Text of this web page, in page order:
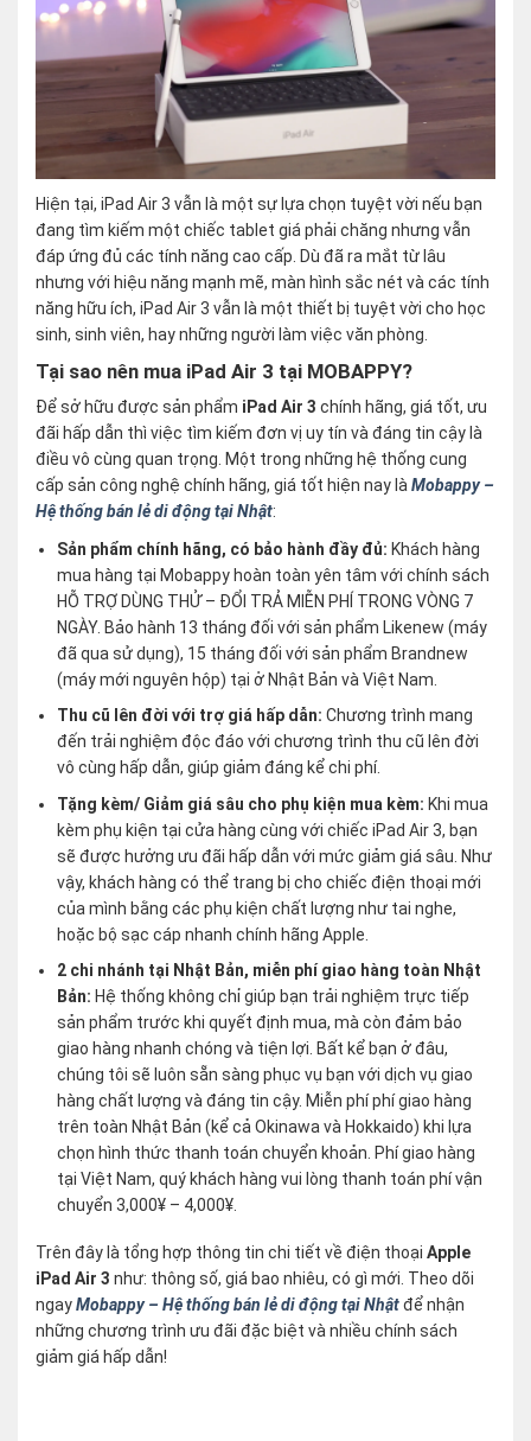
Hiện tại, iPad Air 3 vẫn là một sự lựa chọn tuyệt vời nếu bạn
đang tìm kiếm một chiếc tablet giá phải chăng nhưng vẫn
đáp ứng đủ các tính năng cao cấp. Dù đã ra mắt từ lâu
nhưng với hiệu năng mạnh mẽ, màn hình sắc nét và các tính
năng hữu ích, iPad Air 3 vẫn là một thiết bị tuyệt vời cho học
sinh, sinh viên, hay những người làm việc văn phòng.
Tại sao nên mua iPad Air 3 tại MOBAPPY?
Để sở hữu được sản phẩm iPad Air 3 chính hãng, giá tốt, ưu
đãi hấp dẫn thì việc tìm kiếm đơn vị uy tín và đáng tin cậy là
điều vô cùng quan trọng. Một trong những hệ thống cung
cấp sản công nghệ chính hãng, giá tốt hiện nay là Mobappy –
Hệ thống bán lẻ di động tại Nhật:
Sản phẩm chính hãng, có bảo hành đầy đủ: Khách hàng
mua hàng tại Mobappy hoàn toàn yên tâm với chính sách
HỖ TRỢ DÙNG THỬ – ĐỔI TRẢ MIỄN PHÍ TRONG VÒNG 7
NGÀY. Bảo hành 13 tháng đối với sản phẩm Likenew (máy
đã qua sử dụng), 15 tháng đối với sản phẩm Brandnew
(máy mới nguyên hộp) tại ở Nhật Bản và Việt Nam.
Thu cũ lên đời với trợ giá hấp dẫn:Chương trình mang
đến trải nghiệm độc đáo với chương trình thu cũ lên đời
vô cùng hấp dẫn, giúp giảm đáng kể chi phí.
Tặng kèm/ Giảm giá sâu cho phụ kiện mua kèm: Khi mua
kèm phụ kiện tại cửa hàng cùng với chiếc iPad Air 3, bạn
sẽ được hưởng ưu đãi hấp dẫn với mức giảm giá sâu. Như
vậy, khách hàng có thể trang bị cho chiếc điện thoại mới
của mình bằng các phụ kiện chất lượng như tai nghe,
hoặc bộ sạc cáp nhanh chính hãng Apple.
2 chi nhánh tại Nhật Bản, miễn phí giao hàng toàn Nhật
Bản: Hệ thống không chỉ giúp bạn trải nghiệm trực tiếp
sản phẩm trước khi quyết định mua, mà còn đảm bảo
giao hàng nhanh chóng và tiện lợi. Bất kể bạn ở đâu,
chúng tôi sẽ luôn sẵn sàng phục vụ bạn với dịch vụ giao
hàng chất lượng và đáng tin cậy. Miễn phí phí giao hàng
trên toàn Nhật Bản (kể cả Okinawa và Hokkaido) khi lựa
chọn hình thức thanh toán chuyển khoản. Phí giao hàng
tại Việt Nam, quý khách hàng vui lòng thanh toán phí vận
chuyển 3,000¥ – 4,000¥.
Trên đây là tổng hợp thông tin chi tiết về điện thoại Apple
iPad Air 3 như: thông số, giá bao nhiêu, có gì mới. Theo dõi
ngayMobappy – Hệ thống bán lẻ di động tại Nhậtđể nhận
những chương trình ưu đãi đặc biệt và nhiều chính sách
giảm giá hấp dẫn!